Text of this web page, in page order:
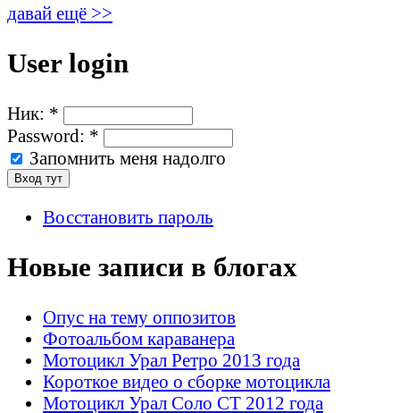
давай ещё >>
User login
Ник: *
Password: *
Запомнить меня надолго
Восстановить пароль
Новые записи в блогах
Опус на тему оппозитов
Фотоальбом караванера
Мотоцикл Урал Ретро 2013 года
Короткое видео о сборке мотоцикла
Мотоцикл Урал Соло СТ 2012 года